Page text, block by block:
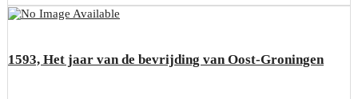
1593, Het jaar van de bevrijding van Oost-Groningen